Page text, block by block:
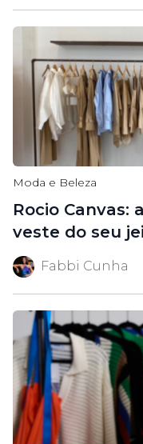
Moda e Beleza
Rocio
veste do seu
Fabbi Cunha